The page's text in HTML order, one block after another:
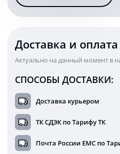
спецтехнику
1690SF
Доставка и оплата
Актуально на данный момент в
СПОСОБЫ ДОСТАВКИ:
Доставка курьером
ТК СДЭК по Тарифу ТК
Почта России ЕМС по